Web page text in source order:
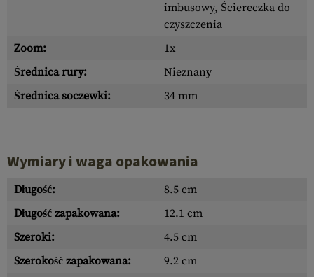
imbusowy, Ściereczka do
czyszczenia
Zoom:
1x
Średnica rury:
Nieznany
Średnica soczewki:
34 mm
Wymiary i waga opakowania
Długość:
8.5 cm
Długość zapakowana:
12.1 cm
Szeroki:
4.5 cm
Szerokość zapakowana:
9.2 cm